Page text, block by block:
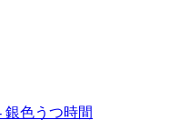
銀色うつ時間